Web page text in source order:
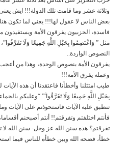
وثلاثة عشر وما قامت تلك الدولة!!! ايش
بعض الناس لا عقول لها!!! يعني لما تكون
فاسدة، الحزبيون يفرقون الأمة
مثل ” وَاعْتَصِمُوا بِحَبْلِ اللَّهِ جَمِيعًا وَلَا
النصوص الواردة..
يفرقون الأمة بنصوص الوحدة، وهذا من
وعمله يفرق الأمة!!!
طيب امتثلنا وأخطأنا فاعتقدنا أن هذه
بِحَبْلِ اللَّهِ جَمِيعًا وَلَا تَفَرَّقُوا ۚ” “وعليكم
تنطبق عليه الآيات فاستحوذتم على الآيات
فأنتم اختلفتم وتفرقتم!! أنتم أصبحنم
تفرقتم؟ هذه سنن الله عز وجل- سنن الله
خطأ، فضحه الله وبين خطأه للناس فيما